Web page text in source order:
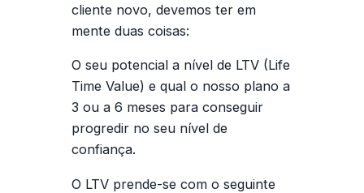
cliente novo, devemos ter em
mente duas coisas:
O seu potencial a nível de LTV (Life
Time Value) e qual o nosso plano a
3 ou a 6 meses para conseguir
progredir no seu nível de
confiança.
O LTV prende-se com o seguinte